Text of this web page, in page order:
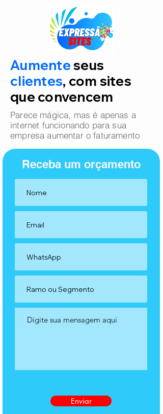
Aumenteseus
clientes, com sites
que convencem
Parece mágica, mas é apenas a
internet funcionando para sua
empresa aumentar o faturamento
Receba um orçamento
Enviar